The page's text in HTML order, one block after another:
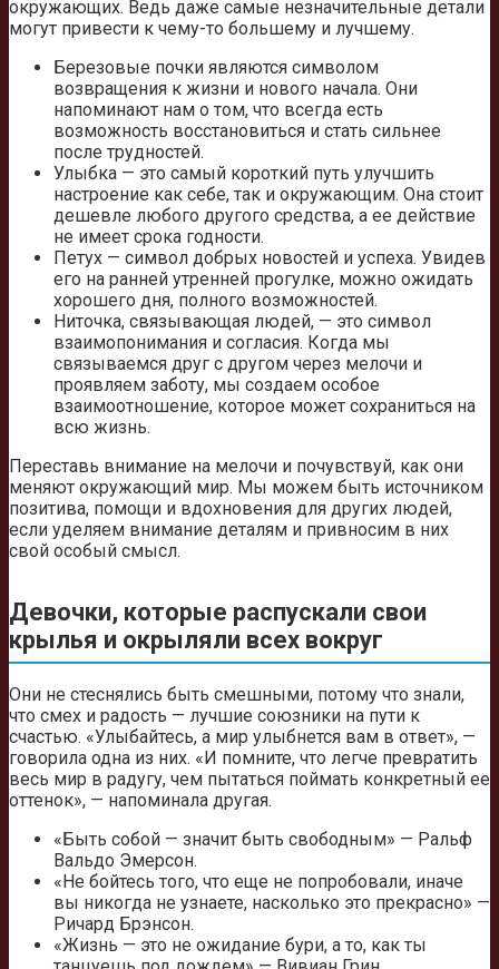
окружающих. Ведь даже самые незначительные детали
могут привести к чему-то большему и лучшему.
Березовые почки являются символом
возвращения к жизни и нового начала. Они
напоминают нам о том, что всегда есть
возможность восстановиться и стать сильнее
после трудностей.
Улыбка — это самый короткий путь улучшить
настроение как себе, так и окружающим. Она стоит
дешевле любого другого средства, а ее действие
не имеет срока годности.
Петух — символ добрых новостей и успеха. Увидев
его на ранней утренней прогулке, можно ожидать
хорошего дня, полного возможностей.
Ниточка, связывающая людей, — это символ
взаимопонимания и согласия. Когда мы
связываемся друг с другом через мелочи и
проявляем заботу, мы создаем особое
взаимоотношение, которое может сохраниться на
всю жизнь.
Переставь внимание на мелочи и почувствуй, как они
меняют окружающий мир. Мы можем быть источником
позитива, помощи и вдохновения для других людей,
если уделяем внимание деталям и привносим в них
свой особый смысл.
Девочки, которые распускали свои
крылья и окрыляли всех вокруг
Они не стеснялись быть смешными, потому что знали,
что смех и радость — лучшие союзники на пути к
счастью. «Улыбайтесь, а мир улыбнется вам в ответ», —
говорила одна из них. «И помните, что легче превратить
весь мир в радугу, чем пытаться поймать конкретный ее
оттенок», — напоминала другая.
«Быть собой — значит быть свободным» — Ральф
Вальдо Эмерсон.
«Не бойтесь того, что еще не попробовали, иначе
вы никогда не узнаете, насколько это прекрасно» —
Ричард Брэнсон.
«Жизнь — это не ожидание бури, а то, как ты